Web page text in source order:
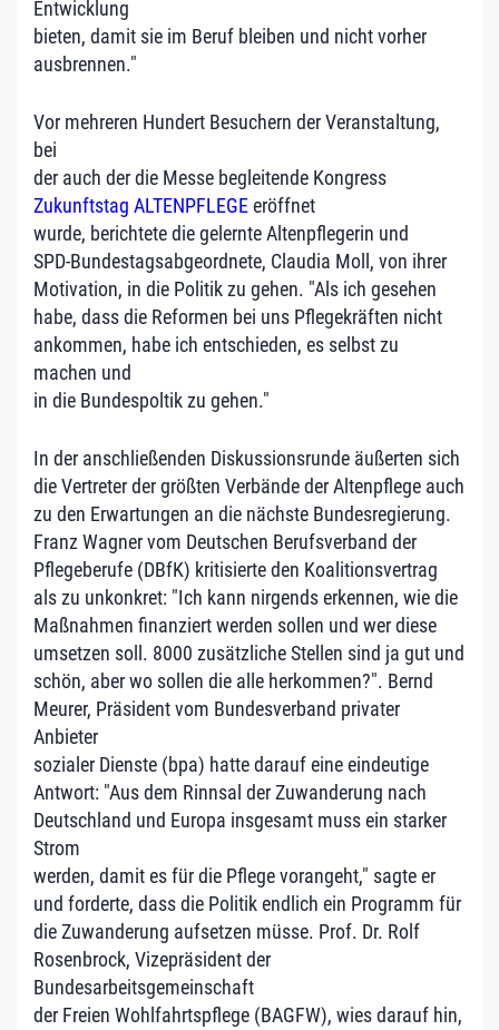
Entwicklung
bieten, damit sie im Beruf bleiben und nicht vorher
ausbrennen."
Vor mehreren Hundert Besuchern der Veranstaltung,
bei
der auch der die Messe begleitende Kongress
Zukunftstag ALTENPFLEGEeröffnet
wurde, berichtete die gelernte Altenpflegerin und
SPD-Bundestagsabgeordnete, Claudia Moll, von ihrer
Motivation, in die Politik zu gehen. "Als ich gesehen
habe, dass die Reformen bei uns Pflegekräften nicht
ankommen, habe ich entschieden, es selbst zu
machen und
in die Bundespoltik zu gehen."
In der anschließenden Diskussionsrunde äußerten sich
die Vertreter der größten Verbände der Altenpflege auch
zu den Erwartungen an die nächste Bundesregierung.
Franz Wagner vom Deutschen Berufsverband der
Pflegeberufe (DBfK) kritisierte den Koalitionsvertrag
als zu unkonkret: "Ich kann nirgends erkennen, wie die
Maßnahmen finanziert werden sollen und wer diese
umsetzen soll. 8000 zusätzliche Stellen sind ja gut und
schön, aber wo sollen die alle herkommen?". Bernd
Meurer, Präsident vom Bundesverband privater
Anbieter
sozialer Dienste (bpa) hatte darauf eine eindeutige
Antwort: "Aus dem Rinnsal der Zuwanderung nach
Deutschland und Europa insgesamt muss ein starker
Strom
werden, damit es für die Pflege vorangeht," sagte er
und forderte, dass die Politik endlich ein Programm für
die Zuwanderung aufsetzen müsse. Prof. Dr. Rolf
Rosenbrock, Vizepräsident der
Bundesarbeitsgemeinschaft
der Freien Wohlfahrtspflege (BAGFW), wies darauf hin,